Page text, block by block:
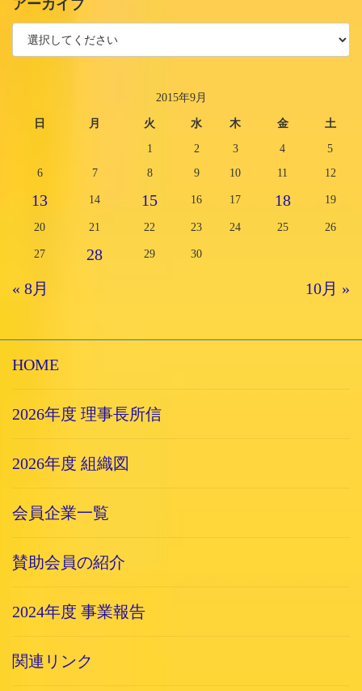
アーカイブ
2015年9月
日 月 火 水 木 金 土
1 2 3 4
5
6
7 8 9 10 11 12
13 14 15 16 17 18 19
20 21 22 23 24 25 26
27 28 29 30
« 8月 10月 »
HOME
2026年度 理事長所信
2026年度 組織図
会員企業一覧
賛助会員の紹介
2024年度 事業報告
関連リンク